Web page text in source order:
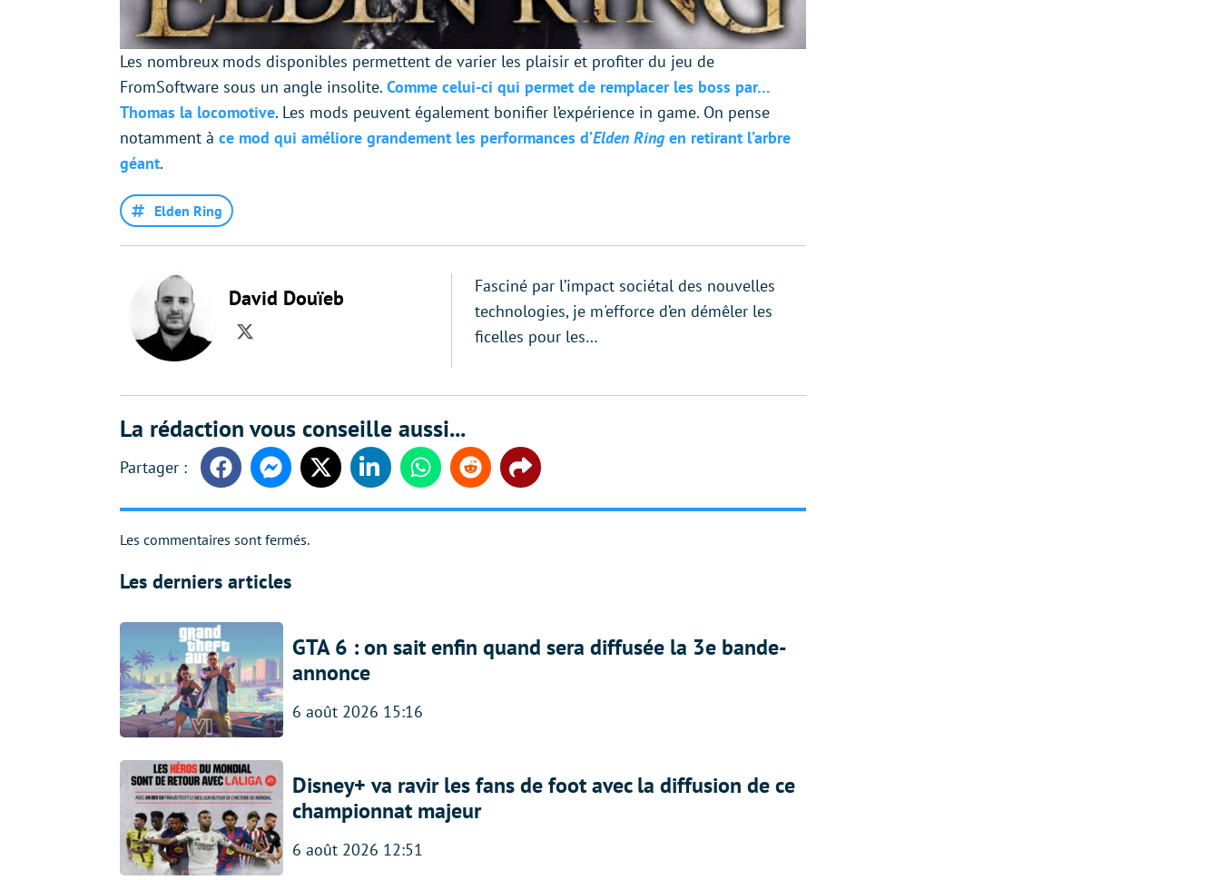
Les nombreux mods disponibles permettent de varier les plaisir et profiter du jeu de
FromSoftware sous un angle insolite. Comme celui-ci qui permet de remplacer les boss par…
Thomas la locomotive. Les mods peuvent également bonifier l’expérience in game. On pense
notamment à ce mod qui améliore grandement les performances d’Elden Ring en retirant l’arbre
géant.
Elden Ring
David Douïeb
Twitter
Fasciné par l’impact sociétal des nouvelles
technologies, je m'efforce d’en démêler les
ficelles pour les…
La rédaction vous conseille aussi...
FacebookMessengerTwitter LinkedinWhatsappReddit Share
Les commentaires sont fermés.
Les derniers articles
GTA 6 : on sait enfin quand sera diffusée la 3e bande-
annonce
6 août 2026 15:16
Disney+ va ravir les fans de foot avec la diffusion de ce
championnat majeur
6 août 2026 12:51